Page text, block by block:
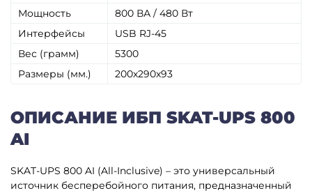
Мощность
800 ВА / 480 Вт
Интерфейсы
USB RJ-45
Вес (грамм)
5300
Размеры (мм.)
200х290х93
ОПИСАНИЕ ИБП SKAT-UPS 800
AI
SKAT-UPS 800 AI (All-Inclusive) – это универсальный
источник бесперебойного питания, предназначенный